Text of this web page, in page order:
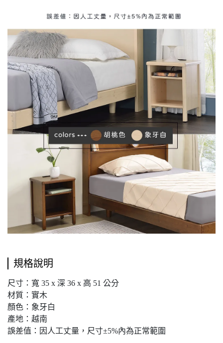
規格說明
尺寸：寬 35 x 深 36 x 高 51 公分
材質：實木
顏色：象牙白
產地：越南
誤差值：因人工丈量，尺寸±5%內為正常範圍